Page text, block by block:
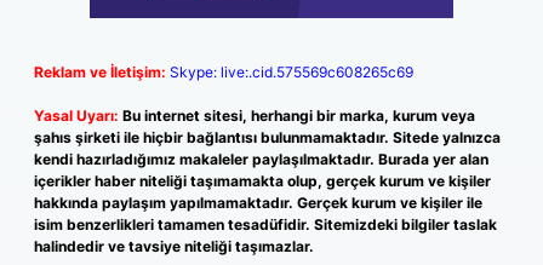
Reklam ve İletişim: Skype: live:.cid.575569c608265c69
Yasal Uyarı: Bu internet sitesi, herhangi bir marka, kurum veya
şahıs şirketi ile hiçbir bağlantısı bulunmamaktadır. Sitede yalnızca
kendi hazırladığımız makaleler paylaşılmaktadır. Burada yer alan
içerikler haber niteliği taşımamakta olup, gerçek kurum ve kişiler
hakkında paylaşım yapılmamaktadır. Gerçek kurum ve kişiler ile
isim benzerlikleri tamamen tesadüfidir. Sitemizdeki bilgiler taslak
halindedir ve tavsiye niteliği taşımazlar.